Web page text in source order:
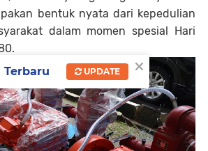
bentuk nyata dari kepedulian
dalam momen spesial Hari
×
Terbaru UPDATE